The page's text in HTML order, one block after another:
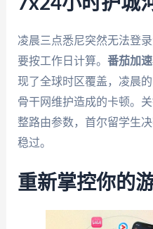
凌晨三点悉尼突然无法登
要按工作日计算。 番茄加
现了全球时区覆盖，凌晨
骨干网维护造成的卡顿。
整路由参数，首尔留学生
稳过。
重新掌控你的